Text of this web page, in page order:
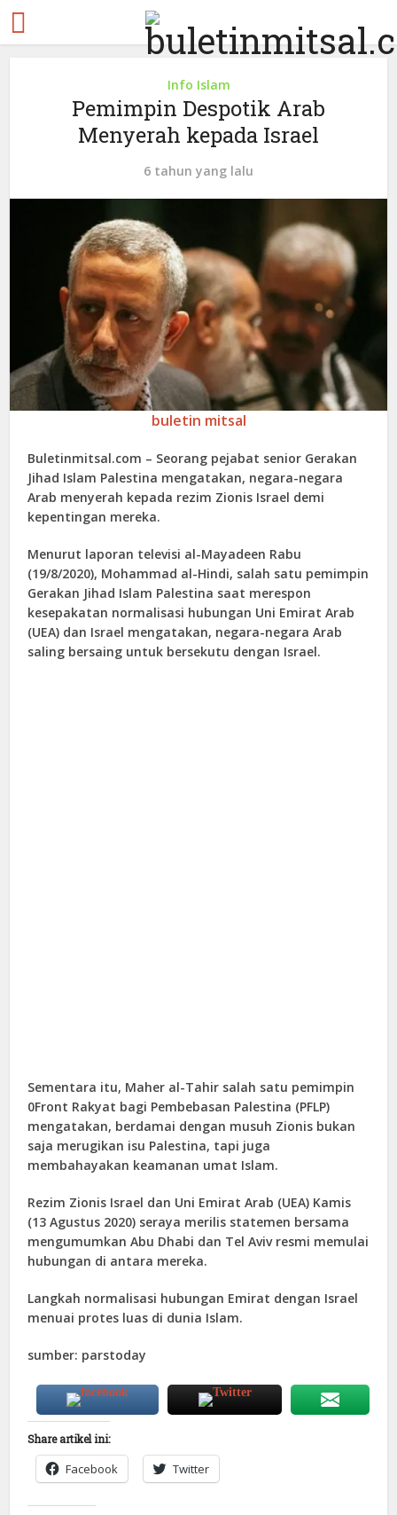
Info Islam
Pemimpin Despotik Arab
Menyerah kepada Israel
6 tahun yang lalu
buletin mitsal
Buletinmitsal.com – Seorang pejabat senior Gerakan
Jihad Islam Palestina mengatakan, negara-negara
Arab menyerah kepada rezim Zionis Israel demi
kepentingan mereka.
Menurut laporan televisi al-Mayadeen Rabu
(19/8/2020), Mohammad al-Hindi, salah satu pemimpin
Gerakan Jihad Islam Palestina saat merespon
kesepakatan normalisasi hubungan Uni Emirat Arab
(UEA) dan Israel mengatakan, negara-negara Arab
saling bersaing untuk bersekutu dengan Israel.
Sementara itu, Maher al-Tahir salah satu pemimpin
0Front Rakyat bagi Pembebasan Palestina (PFLP)
mengatakan, berdamai dengan musuh Zionis bukan
saja merugikan isu Palestina, tapi juga
membahayakan keamanan umat Islam.
Rezim Zionis Israel dan Uni Emirat Arab (UEA) Kamis
(13 Agustus 2020) seraya merilis statemen bersama
mengumumkan Abu Dhabi dan Tel Aviv resmi memulai
hubungan di antara mereka.
Langkah normalisasi hubungan Emirat dengan Israel
menuai protes luas di dunia Islam.
sumber: parstoday
Share artikel ini:
Facebook Twitter